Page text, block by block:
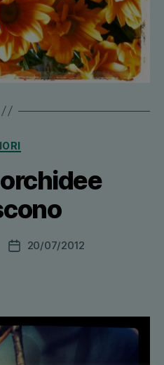
Categories
Post20/07/2012